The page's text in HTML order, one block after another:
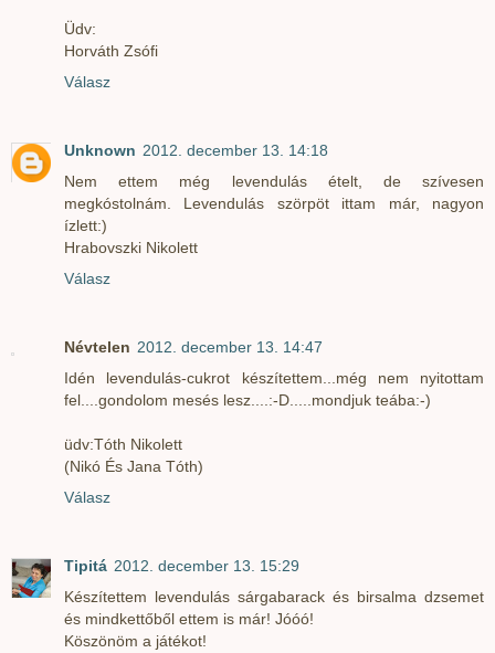
Üdv:
Horváth Zsófi
Válasz
Unknown 2012. december 13. 14:18
Nem ettem még levendulás ételt, de szívesen
megkóstolnám. Levendulás szörpöt ittam már, nagyon
ízlett:)
Hrabovszki Nikolett
Válasz
Névtelen 2012. december 13. 14:47
Idén levendulás-cukrot készítettem...még nem nyitottam
fel....gondolom mesés lesz....:-D.....mondjuk teába:-)
üdv:Tóth Nikolett
(Nikó És Jana Tóth)
Válasz
Tipitá 2012. december 13. 15:29
Készítettem levendulás sárgabarack és birsalma dzsemet
és mindkettőből ettem is már! Jóóó!
Köszönöm a játékot!